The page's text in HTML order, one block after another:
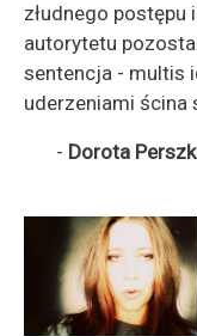
złudnego postępu
autorytetu
sentencja - multis
uderzeniami ścina
- Dorota